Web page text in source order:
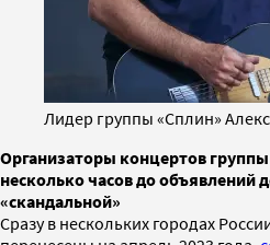
Лидер группы «Сплин»
Организаторы концертов
несколько часов до объявлений
«скандальной»
Сразу в нескольких городах